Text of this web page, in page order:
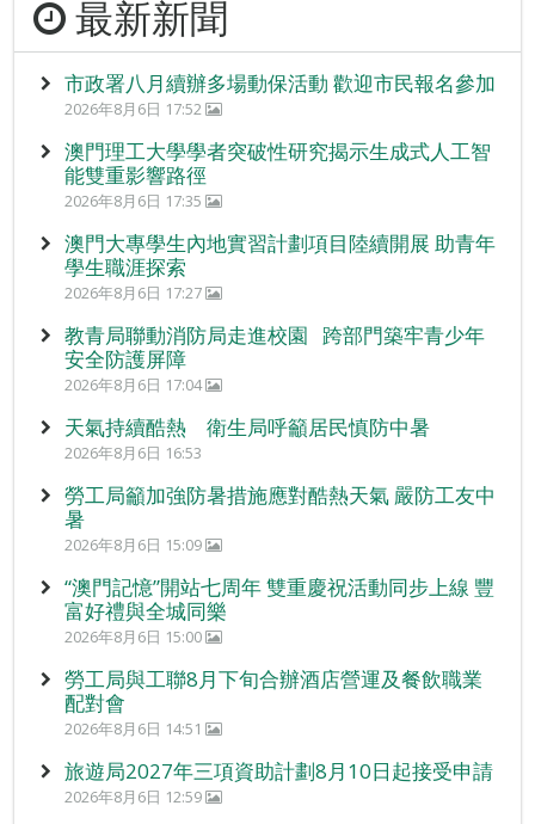
最新新聞
市政署八月續辦多場動保活動 歡迎市民報名參加
2026年8月6日 17:52
澳門理工大學學者突破性研究揭示生成式人工智
能雙重影響路徑
2026年8月6日 17:35
澳門大專學生內地實習計劃項目陸續開展 助青年
學生職涯探索
2026年8月6日 17:27
教青局聯動消防局走進校園 跨部門築牢青少年
安全防護屏障
2026年8月6日 17:04
天氣持續酷熱 衛生局呼籲居民慎防中暑
2026年8月6日 16:53
勞工局籲加強防暑措施應對酷熱天氣 嚴防工友中
暑
2026年8月6日 15:09
“澳門記憶”開站七周年 雙重慶祝活動同步上線 豐
富好禮與全城同樂
2026年8月6日 15:00
勞工局與工聯8月下旬合辦酒店營運及餐飲職業
配對會
2026年8月6日 14:51
旅遊局2027年三項資助計劃8月10日起接受申請
2026年8月6日 12:59